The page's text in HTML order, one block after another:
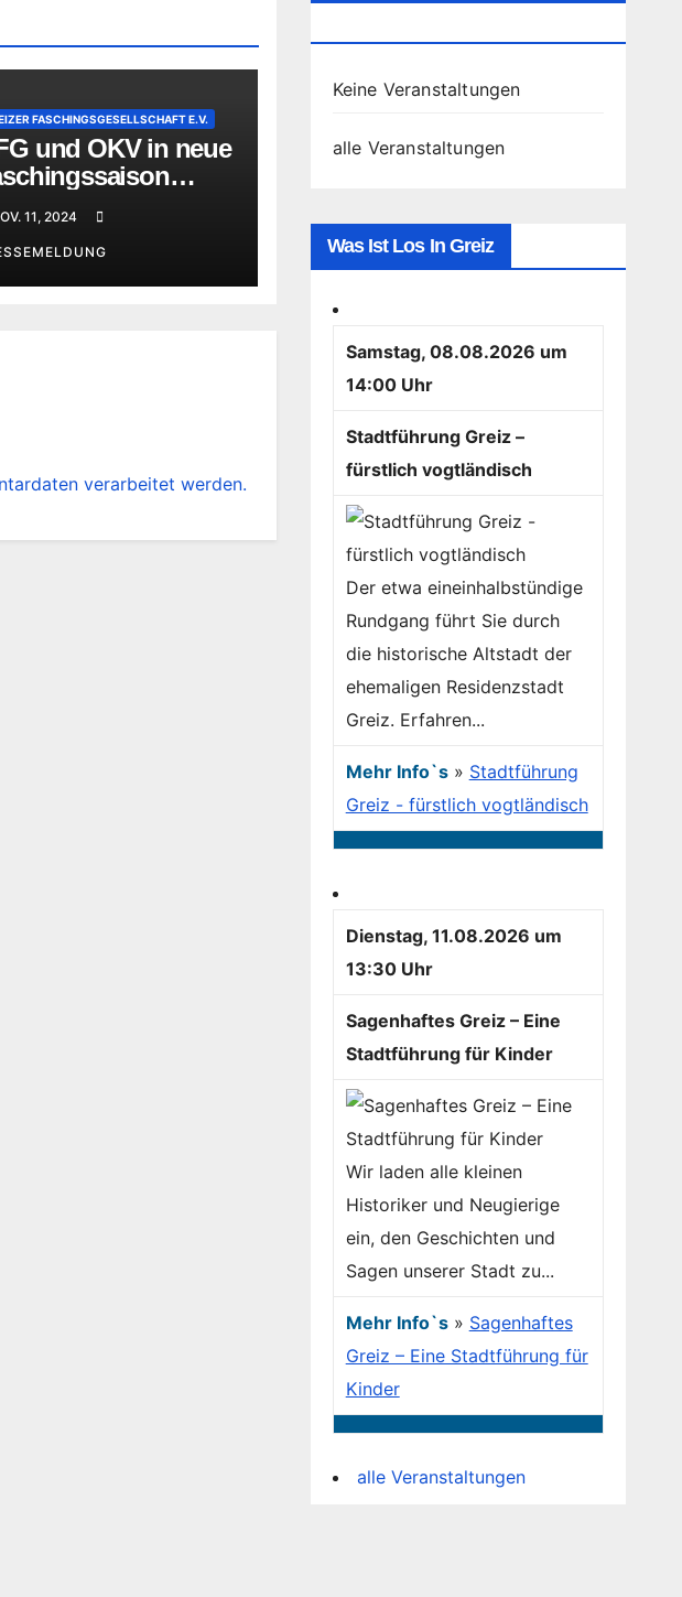
FASCHINGSGESELLSCHAFT E.V.
und OKV in neue
11, 2024
verarbeitet werden.
Keine Veranstaltungen
alle Veranstaltungen
Was Ist Los In Greiz
Samstag, 08.08.2026 um
14:00 Uhr
Stadtführung Greiz –
fürstlich vogtländisch
Der etwa eineinhalbstündige
Rundgang führt Sie durch
die historische Altstadt der
ehemaligen Residenzstadt
Greiz. Erfahren...
Mehr Info`s» Stadtführung
Greiz - fürstlich vogtländisch
Dienstag, 11.08.2026 um
13:30 Uhr
Sagenhaftes Greiz – Eine
Stadtführung für Kinder
Wir laden alle kleinen
Historiker und Neugierige
ein, den Geschichten und
Sagen unserer Stadt zu...
Mehr Info`s» Sagenhaftes
Greiz – Eine Stadtführung für
Kinder
alle Veranstaltungen